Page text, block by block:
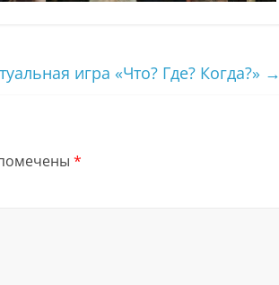
игра «Что? Где? Когда?» →
*